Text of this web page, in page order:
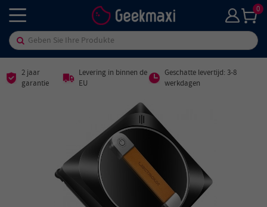
0
2 jaar
garantie
Levering in binnen de
EU
Geschatte levertijd: 3-8
werkdagen